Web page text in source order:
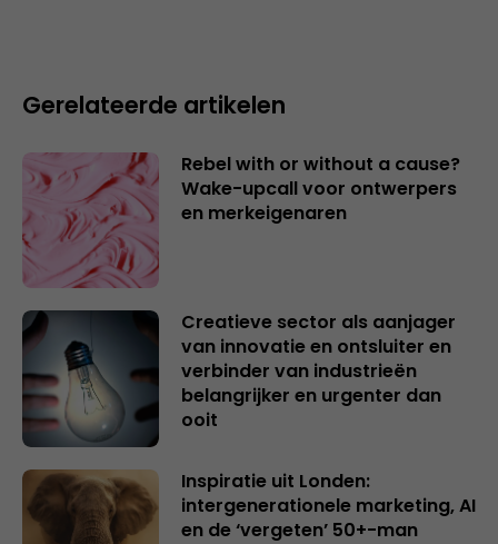
Gerelateerde artikelen
Rebel with or without a cause?
Wake-upcall voor ontwerpers
en merkeigenaren
Creatieve sector als aanjager
van innovatie en ontsluiter en
verbinder van industrieën
belangrijker en urgenter dan
ooit
Inspiratie uit Londen:
intergenerationele marketing, AI
en de ‘vergeten’ 50+-man